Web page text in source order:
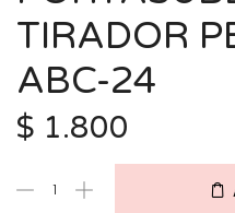
TIRADOR
ABC-24
$ 1.800